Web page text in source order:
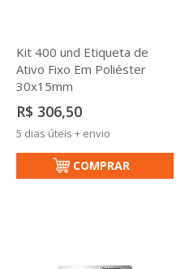
Kit 400 und Etiqueta de
Ativo Fixo Em Poliéster
30x15mm
R$ 306,50
5 dias úteis + envio
COMPRAR